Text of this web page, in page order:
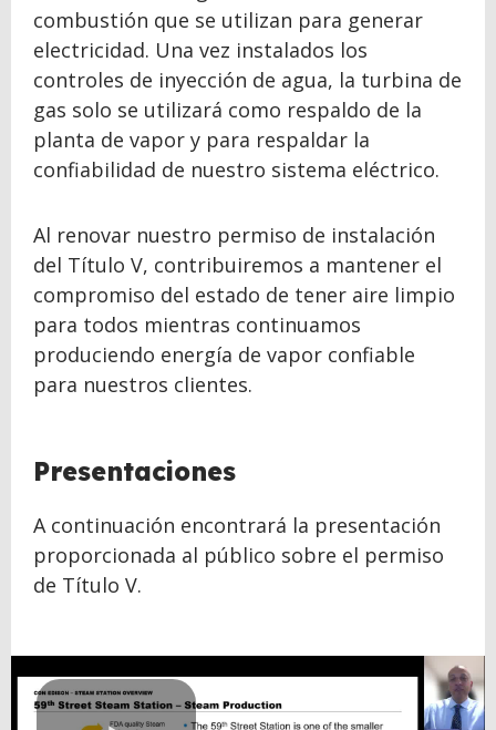
combustión que se utilizan para generar
electricidad. Una vez instalados los
controles de inyección de agua, la turbina de
gas solo se utilizará como respaldo de la
planta de vapor y para respaldar la
confiabilidad de nuestro sistema eléctrico.
Al renovar nuestro permiso de instalación
del Título V, contribuiremos a mantener el
compromiso del estado de tener aire limpio
para todos mientras continuamos
produciendo energía de vapor confiable
para nuestros clientes.
Presentaciones
A continuación encontrará la presentación
proporcionada al público sobre el permiso
de Título V.